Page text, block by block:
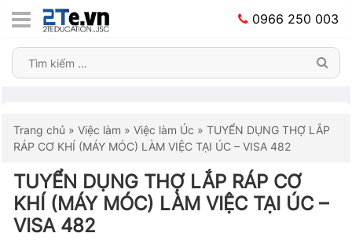
0966 250 003
Trang chủ » Việc làm » Việc làm Úc » TUYỂN DỤNG THỢ LẮP
RÁP CƠ KHÍ (MÁY MÓC) LÀM VIỆC TẠI ÚC – VISA 482
TUYỂN DỤNG THỢ LẮP RÁP CƠ
KHÍ (MÁY MÓC) LÀM VIỆC TẠI ÚC –
VISA 482